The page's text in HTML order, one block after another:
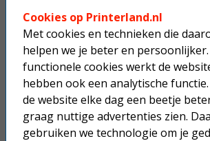
- Stroomkabel
- Quick Start handleiding
- Gebruiksaanwijzing
- Installatie / veiligheidsinstructies,
- Drivers en hulpprogramma's (CD)
Let op
De betaling van een bestelling die dit product
Dit product mag maximaal 1 keer besteld
Cookies op Printerland.nl
Met cookies en technieken die
helpen we je beter en
functionele cookies werkt de
hebben ook een analytische
de website elke dag een beetje
graag nuttige advertenties zien.
gebruiken we technologie om je